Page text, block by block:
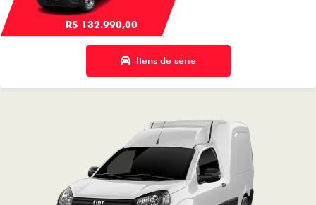
R$ 132.990,00
Itens de série